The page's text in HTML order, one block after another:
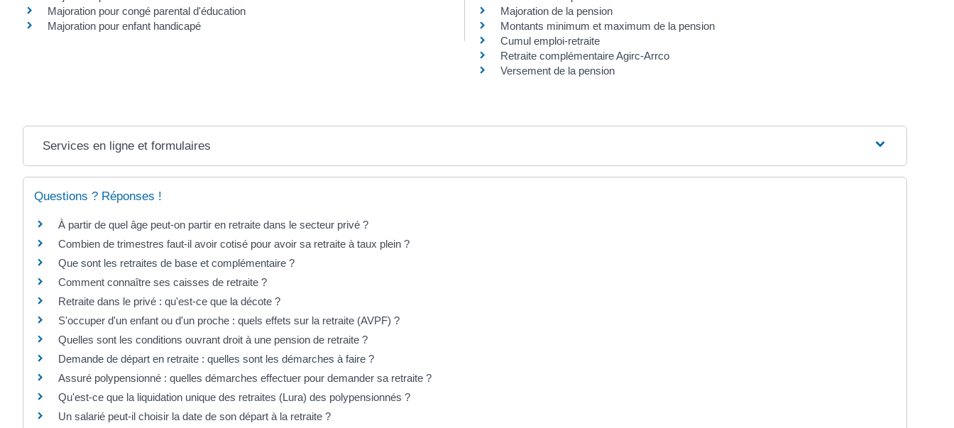
Majoration pour congé parental d'éducation
Majoration pour enfant handicapé
Majoration de la pension
Montants minimum et maximum de la pension
Cumul emploi-retraite
Retraite complémentaire Agirc-Arrco
Versement de la pension
Services en ligne et formulaires
Questions ? Réponses !
À partir de quel âge peut-on partir en retraite dans le secteur privé ?
Combien de trimestres faut-il avoir cotisé pour avoir sa retraite à taux plein ?
Que sont les retraites de base et complémentaire ?
Comment connaître ses caisses de retraite ?
Retraite dans le privé : qu'est-ce que la décote ?
S'occuper d'un enfant ou d'un proche : quels effets sur la retraite (AVPF) ?
Quelles sont les conditions ouvrant droit à une pension de retraite ?
Demande de départ en retraite : quelles sont les démarches à faire ?
Assuré polypensionné : quelles démarches effectuer pour demander sa retraite ?
Qu'est-ce que la liquidation unique des retraites (Lura) des polypensionnés ?
Un salarié peut-il choisir la date de son départ à la retraite ?